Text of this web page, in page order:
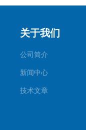
关于我们
公司简介
新闻中心
技术文章